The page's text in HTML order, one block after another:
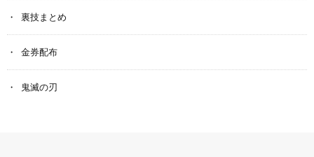
裏技まとめ
金券配布
鬼滅の刃